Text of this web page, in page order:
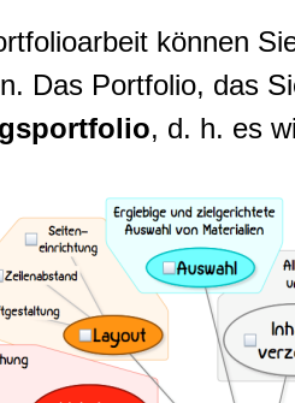
können
Das Portfolio, das
, d. h. es